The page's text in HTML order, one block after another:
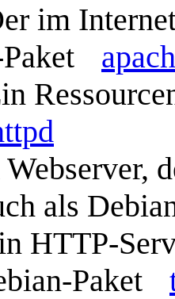
im
als
HTTP-
Paket